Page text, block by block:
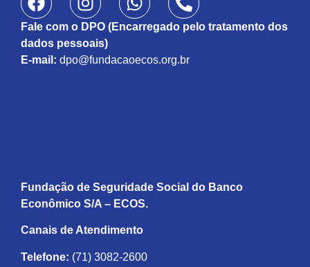
Fale com o DPO (Encarregado pelo tratamento dos
dados pessoais)
E-mail: dpo@fundacaoecos.org.br
Fundação de Seguridade Social do Banco
Econômico S/A – ECOS.
Canais de Atendimento
Telefone: (71) 3082-2600